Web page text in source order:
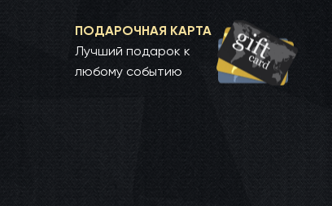
ПОДАРОЧНАЯ КАРТА
Лучший подарок к
любому событию